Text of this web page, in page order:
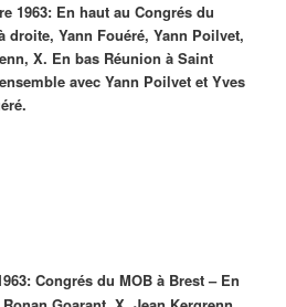
1963: En haut au Congrés du
droite, Yann Fouéré, Yann Poilvet,
X. En bas Réunion à Saint
avec Yann Poilvet et Yves
Congrés du MOB à Brest – En